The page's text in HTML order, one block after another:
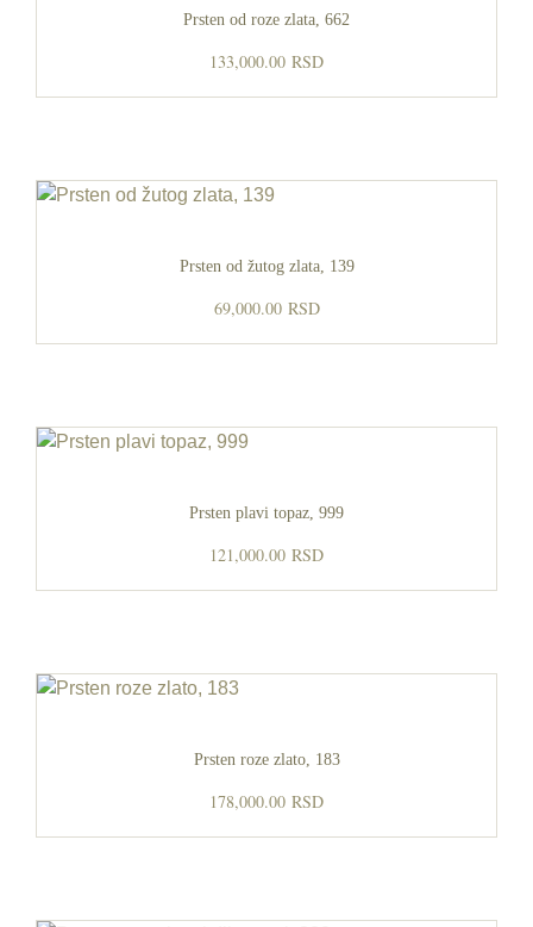
Prsten od roze zlata, 662
133,000.00 RSD
Prsten od žutog zlata, 139
69,000.00 RSD
Prsten plavi topaz, 999
121,000.00 RSD
Prsten roze zlato, 183
178,000.00 RSD